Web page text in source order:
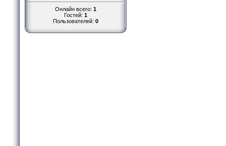
Онлайн всего: 1
Гостей: 1
Пользователей: 0